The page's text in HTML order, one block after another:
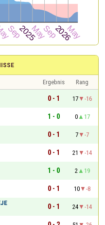
Ergebnis
Rang
0 - 1 17
-16
1 - 0 0
17
0 - 1 7
-7
0 - 1 21
-14
1 - 0 2
19
0 - 1 10
-8
0 - 1 24
-14